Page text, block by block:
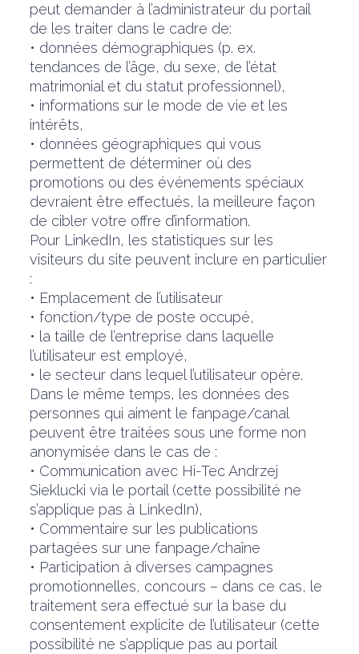
peut demander à l’administrateur du portail
de les traiter dans le cadre de:
• données démographiques (p. ex.
tendances de l’âge, du sexe, de l’état
matrimonial et du statut professionnel),
• informations sur le mode de vie et les
intérêts,
• données géographiques qui vous
permettent de déterminer où des
promotions ou des événements spéciaux
devraient être effectués, la meilleure façon
de cibler votre offre d’information.
Pour LinkedIn, les statistiques sur les
visiteurs du site peuvent inclure en particulier
:
• Emplacement de l’utilisateur
• fonction/type de poste occupé,
• la taille de l’entreprise dans laquelle
l’utilisateur est employé,
• le secteur dans lequel l’utilisateur opère.
Dans le même temps, les données des
personnes qui aiment le fanpage/canal
peuvent être traitées sous une forme non
anonymisée dans le cas de :
• Communication avec Hi-Tec Andrzej
Sieklucki via le portail (cette possibilité ne
s’applique pas à LinkedIn),
• Commentaire sur les publications
partagées sur une fanpage/chaîne
• Participation à diverses campagnes
promotionnelles, concours – dans ce cas, le
traitement sera effectué sur la base du
consentement explicite de l’utilisateur (cette
possibilité ne s’applique pas au portail